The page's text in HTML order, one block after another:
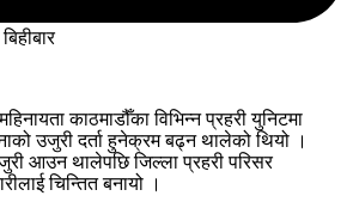
काठमाडौँका विभिन्न प्रहरी युनिटमा
उजुरी दर्ता हुनेक्रम बढ्न थालेको थियो ।
आउन थालेपछि जिल्ला प्रहरी परिसर
चिन्तित बनायो ।